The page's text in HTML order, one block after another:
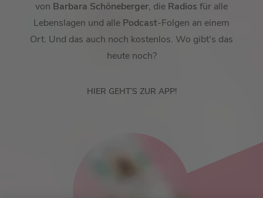
von Barbara Schöneberger, die Radios für alle
Lebenslagen und alle Podcast-Folgen an einem
Ort. Und das auch noch kostenlos. Wo gibt's das
heute noch?
HIER GEHT’S ZUR APP!